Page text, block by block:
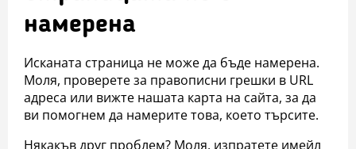
намерена
Исканата страница не може да бъде намерена.
Моля, проверете за правописни грешки в URL
адреса или вижте нашата карта на сайта, за да
ви помогнем да намерите това, което търсите.
Някакъв друг проблем? Моля, изпратете имейл